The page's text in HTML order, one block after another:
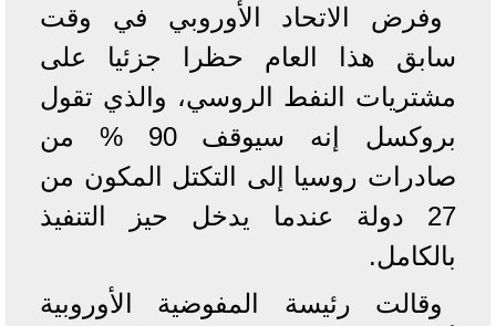
وفرض الاتحاد الأوروبي في وقت
سابق هذا العام حظرا جزئيا على
مشتريات النفط الروسي، والذي تقول
بروكسل إنه سيوقف 90 % من
صادرات روسيا إلى التكتل المكون من
27 دولة عندما يدخل حيز التنفيذ
بالكامل.
وقالت رئيسة المفوضية الأوروبية